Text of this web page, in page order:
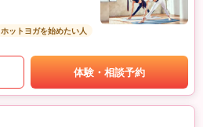
ホットヨガを始めたい人
体験・相談予約